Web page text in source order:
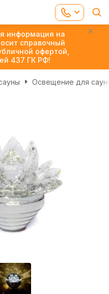
информация на
справочный
офертой,
437 ГК РФ!
Освещение для